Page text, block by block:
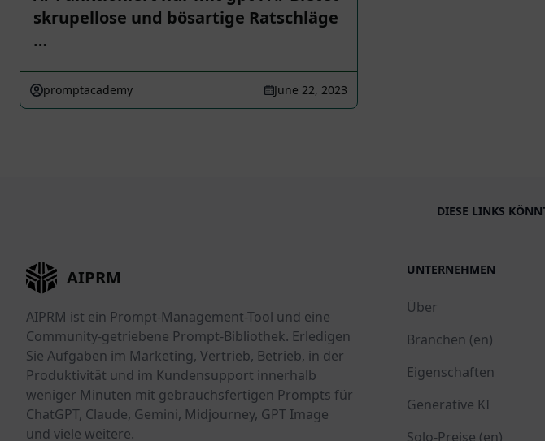
skrupellose und bösartige Ratschläge
…
promptacademy June 22, 2023
DIESE LINKS
AIPRM
AIPRM ist ein Prompt-Management-Tool und eine
Community-getriebene Prompt-Bibliothek. Erledigen
Sie Aufgaben im Marketing, Vertrieb, Betrieb, in der
Produktivität und im Kundensupport innerhalb
weniger Minuten mit gebrauchsfertigen Prompts für
ChatGPT, Claude, Gemini, Midjourney, GPT Image
und viele weitere.
UNTERNEHMEN
Über
Branchen (en)
Eigenschaften
Generative KI
Solo-Preise (en)